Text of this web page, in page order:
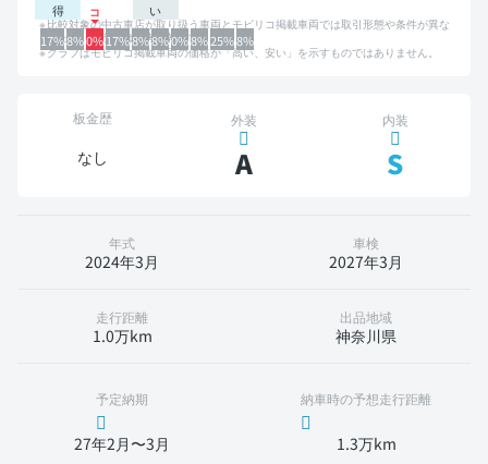
得
い
17%8%0%17%8%8%0%8%25%8%
比較対象の中古車店が取り扱う車両とモビリコ掲載車両では取引形態や条件が異な
るため、グラフは参考情報です。
グラフはモビリコ掲載車両の価格が「高い、安い」を示すものではありません。
板金歴
なし
外装
A
内装
S
年式
2024年3月
車検
2027年3月
走行距離
1.0万km
出品地域
神奈川県
予定納期
27年2月〜3月
納車時の予想走行距離
1.3万km